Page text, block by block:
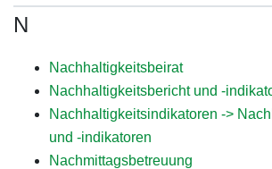
N
Nachhaltigkeitsbeirat
Nachhaltigkeitsbericht und -
Nachhaltigkeitsindikatoren ->
und -indikatoren
Nachmittagsbetreuung